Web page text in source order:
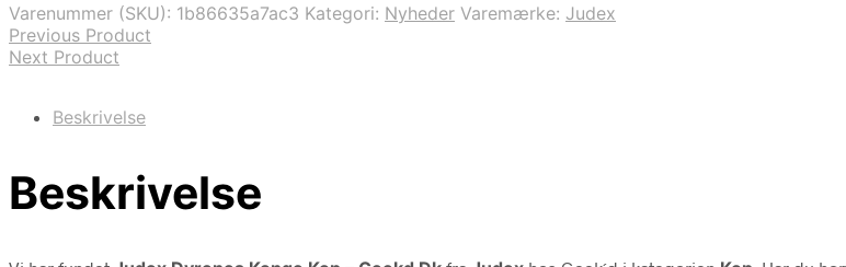
Varenummer (SKU): 1b86635a7ac3 Kategori: Nyheder Varemærke: Judex
Previous Product
Next Product
Beskrivelse
Beskrivelse